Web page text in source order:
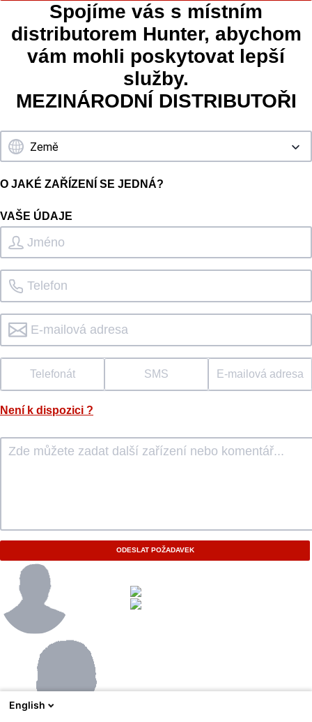
Spojíme vás s místním
distributorem Hunter, abychom
vám mohli poskytovat lepší
služby.
MEZINÁRODNÍ DISTRIBUTOŘI
O JAKÉ ZAŘÍZENÍ SE JEDNÁ?
VAŠE ÚDAJE
Telefonát SMS E-mailová adresa
Není k dispozici ?
ODESLAT POŽADAVEK
English